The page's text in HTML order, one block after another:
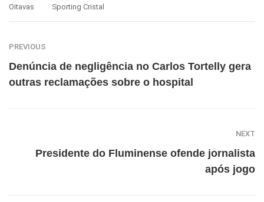
Oitavas
Sporting Cristal
PREVIOUS
Denúncia de negligência no Carlos Tortelly gera
outras reclamações sobre o hospital
NEXT
Presidente do Fluminense ofende jornalista
após jogo